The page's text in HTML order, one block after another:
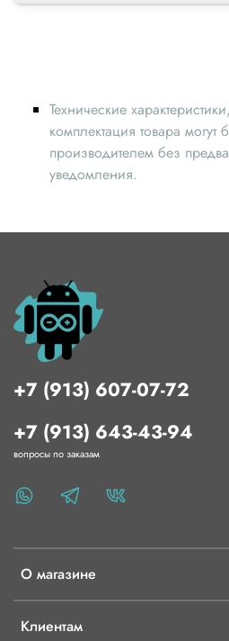
Технические
комплектация товара могут
производителем без
уведомления.
О магазине
Клиентам
+7 (913) 607-07-72
+7 (913) 643-43-94
вопросы по заказам